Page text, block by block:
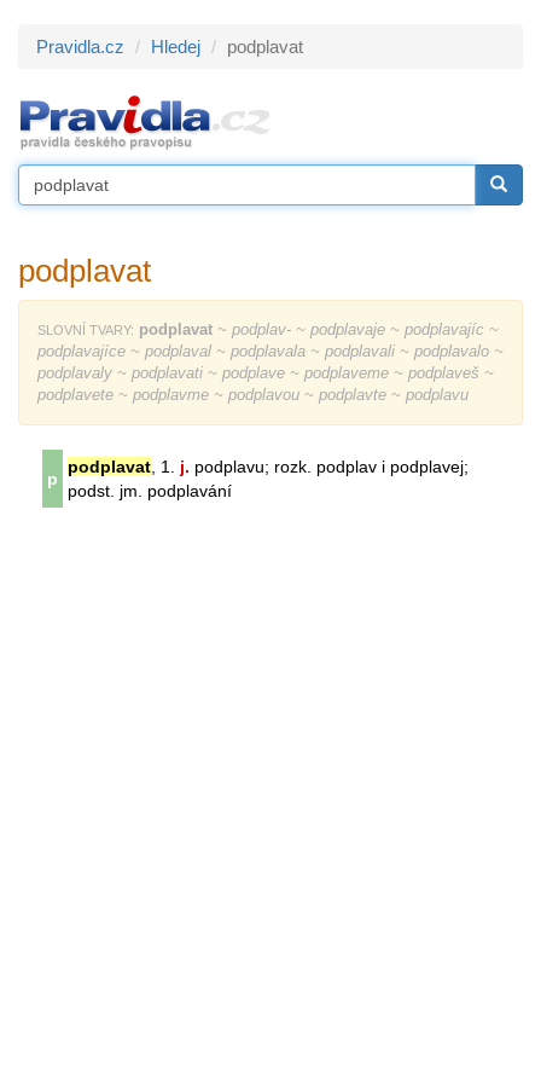
Pravidla.cz Hledej podplavat
podplavat
SLOVNÍ TVARY: podplavat ~ podplav- ~ podplavaje ~ podplavajíc ~
podplavajíce ~ podplaval ~ podplavala ~ podplavali ~ podplavalo ~
podplavaly ~ podplavati ~ podplave ~ podplaveme ~ podplaveš ~
podplavete ~ podplavme ~ podplavou ~ podplavte ~ podplavu
p
podplavat , 1. j. podplavu; rozk. podplav i podplavej;
podst. jm. podplavání